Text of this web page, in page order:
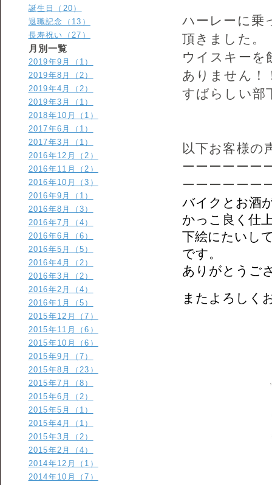
ハーレーに乗
頂きました。
ウイスキーを
ありません！
すばらしい部
以下お客様の
ーーーーーー
ーーーーーー
バイクとお酒
かっこ良く仕
下絵にたいし
です。
ありがとうご
またよろしく
誕生日（20）
退職記念（13）
長寿祝い（27）
月別一覧
2019年9月（1）
2019年8月（2）
2019年4月（2）
2019年3月（1）
2018年10月（1）
2017年6月（1）
2017年3月（1）
2016年12月（2）
2016年11月（2）
2016年10月（3）
2016年9月（1）
2016年8月（3）
2016年7月（4）
2016年6月（6）
2016年5月（5）
2016年4月（2）
2016年3月（2）
2016年2月（4）
2016年1月（5）
2015年12月（7）
2015年11月（6）
2015年10月（6）
2015年9月（7）
2015年8月（23）
2015年7月（8）
2015年6月（2）
2015年5月（1）
2015年4月（1）
2015年3月（2）
2015年2月（4）
2014年12月（1）
2014年10月（7）